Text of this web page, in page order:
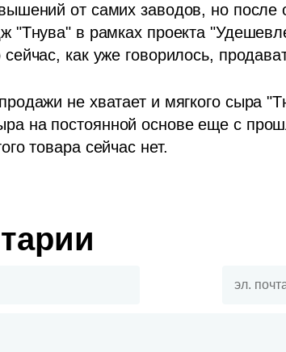
от самих заводов, но после
"Тнува" в рамках проекта
как уже говорилось,
не хватает и мягкого сыра
на постоянной основе еще с
товара сейчас нет.